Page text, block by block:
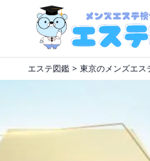
エステ図鑑 東京のメンズエス